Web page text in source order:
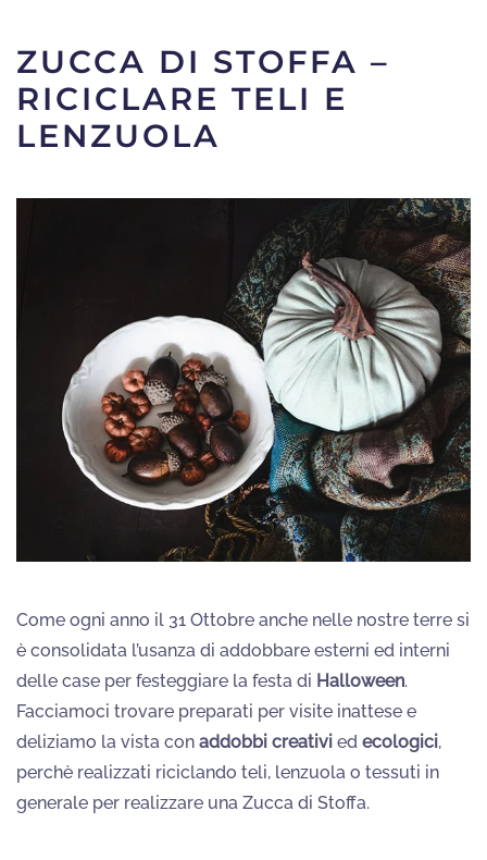
ZUCCA DI STOFFA –
RICICLARE TELI E
LENZUOLA
Come ogni anno il 31 Ottobre anche nelle nostre terre si
è consolidata l’usanza di addobbare esterni ed interni
delle case per festeggiare la festa di Halloween.
Facciamoci trovare preparati per visite inattese e
deliziamo la vista con addobbi creativi ed ecologici,
perchè realizzati riciclando teli, lenzuola o tessuti in
generale per realizzare una Zucca di Stoffa.